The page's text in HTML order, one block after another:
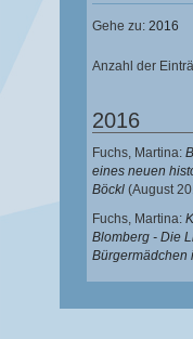
Gehe zu: 2016
Anzahl der
2016
Fuchs, Martina:
eines neuen
Böckl (August
Fuchs, Martina:
Blomberg - Die
Bürgermädchen